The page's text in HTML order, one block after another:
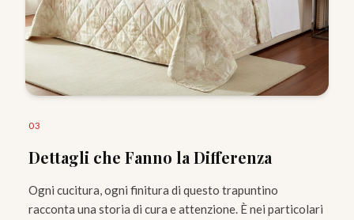
03
Dettagli che Fanno la Differenza
Ogni cucitura, ogni finitura di questo trapuntino
racconta una storia di cura e attenzione. È nei particolari